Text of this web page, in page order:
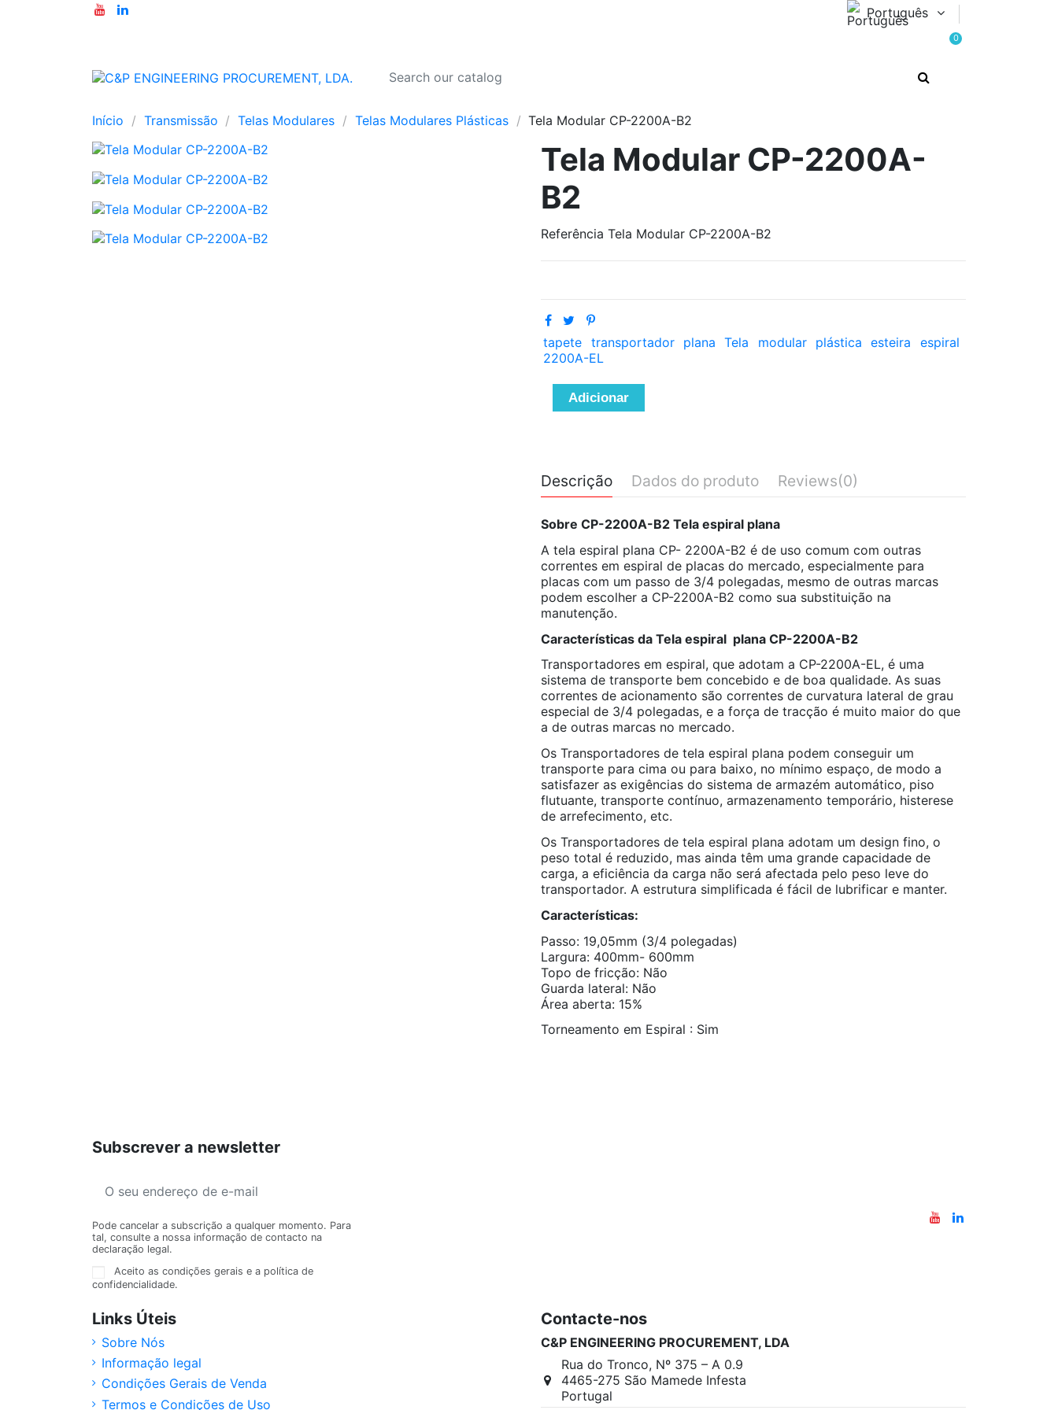
Português
0
Início Transmissão Telas Modulares Telas Modulares Plásticas Tela Modular CP-2200A-B2
Tela Modular CP-2200A-
B2
Referência Tela Modular CP-2200A-B2
tapete transportador plana Tela modular plástica esteira
espiral
2200A-EL
Adicionar
Descrição Dados do produto Reviews(0)
Sobre CP-2200A-B2 Tela espiral plana
A tela espiral plana CP- 2200A-B2 é de uso comum com outras
correntes em espiral de placas do mercado, especialmente para
placas com um passo de 3/4 polegadas, mesmo de outras marcas
podem escolher a CP-2200A-B2 como sua substituição na
manutenção.
Características da Tela espiral plana CP-2200A-B2
Transportadores em espiral, que adotam a CP-2200A-EL, é uma
sistema de transporte bem concebido e de boa qualidade. As suas
correntes de acionamento são correntes de curvatura lateral de grau
especial de 3/4 polegadas, e a força de tracção é muito maior do que
a de outras marcas no mercado.
Os Transportadores de tela espiral plana podem conseguir um
transporte para cima ou para baixo, no mínimo espaço, de modo a
satisfazer as exigências do sistema de armazém automático, piso
flutuante, transporte contínuo, armazenamento temporário, histerese
de arrefecimento, etc.
Os Transportadores de tela espiral plana adotam um design fino, o
peso total é reduzido, mas ainda têm uma grande capacidade de
carga, a eficiência da carga não será afectada pelo peso leve do
transportador. A estrutura simplificada é fácil de lubrificar e manter.
Características:
Passo: 19,05mm (3/4 polegadas)
Largura: 400mm- 600mm
Topo de fricção: Não
Guarda lateral: Não
Área aberta: 15%
Torneamento em Espiral : Sim
Subscrever a newsletter
Pode cancelar a subscrição a qualquer momento. Para
tal, consulte a nossa informação de contacto na
declaração legal.
Aceito as condições gerais e a política de
confidencialidade.
Links Úteis
Sobre Nós
Informação legal
Condições Gerais de Venda
Termos e Condições de Uso
Contacte-nos
C&P ENGINEERING PROCUREMENT, LDA
Rua do Tronco, Nº 375 – A 0.9
4465-275 São Mamede Infesta
Portugal